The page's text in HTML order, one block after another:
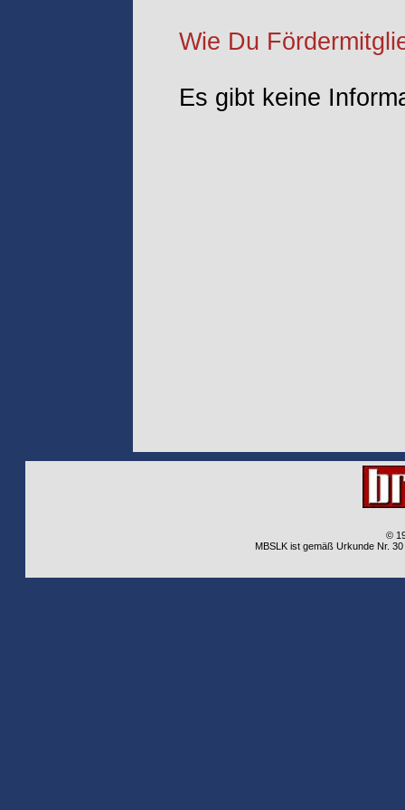
Wie Du
Es gibt keine
©
MBSLK ist gemäß Urkunde Nr.